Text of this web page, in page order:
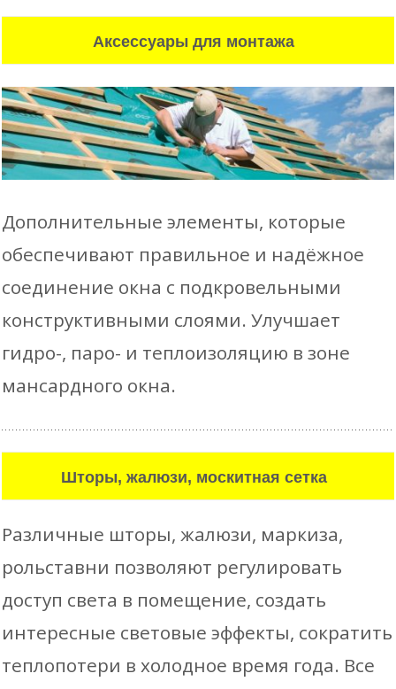
Аксессуары для монтажа
Дополнительные элементы, которые
обеспечивают правильное и надёжное
соединение окна с подкровельными
конструктивными слоями. Улучшает
гидро-, паро- и теплоизоляцию в зоне
мансардного окна.
Шторы, жалюзи, москитная сетка
Различные шторы, жалюзи, маркиза,
рольставни позволяют регулировать
доступ света в помещение, создать
интересные световые эффекты, сократить
теплопотери в холодное время года. Все